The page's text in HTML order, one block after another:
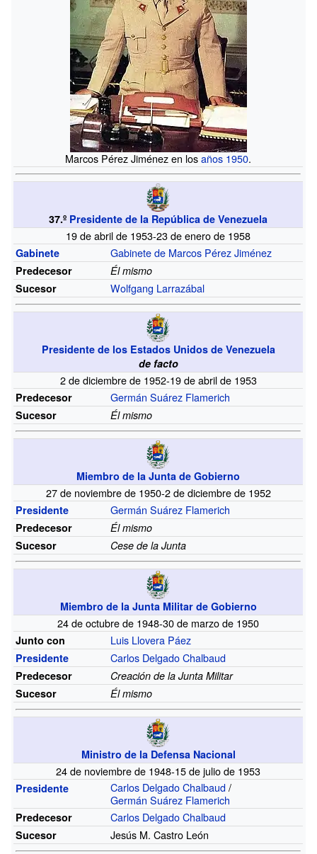
Marcos Pérez Jiménez en losaños 1950.
37.º Presidente de la República de Venezuela
19 de abril de 1953-23 de enero de 1958
Gabinete Gabinete de Marcos Pérez Jiménez
Predecesor
Él mismo
Sucesor
Wolfgang Larrazábal
Presidente de los Estados Unidos de Venezuela
de facto
2 de diciembre de 1952-19 de abril de 1953
Predecesor Germán Suárez Flamerich
Sucesor Él mismo
Miembro de la Junta de Gobierno
27 de noviembre de 1950-2 de diciembre de 1952
Presidente Germán Suárez Flamerich
Predecesor
Él mismo
Sucesor
Cese de la Junta
Miembro de la Junta Militar de Gobierno
24 de octubre de 1948-30 de marzo de 1950
Junto con Luis Llovera Páez
Presidente Carlos Delgado Chalbaud
Predecesor
Creación de la Junta Militar
Sucesor
Él mismo
Ministro de la Defensa Nacional
24 de noviembre de 1948-15 de julio de 1953
Presidente Carlos Delgado Chalbaud/
Germán Suárez Flamerich
Predecesor Carlos Delgado Chalbaud
Sucesor Jesús M. Castro León